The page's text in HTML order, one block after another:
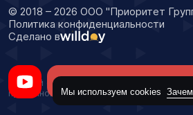
© 2018 – 2026 ООО "Приоритет
Политика конфиденциальности
Сделано в
Данный сайт носит информационный
публичной офертойМы используем cookies